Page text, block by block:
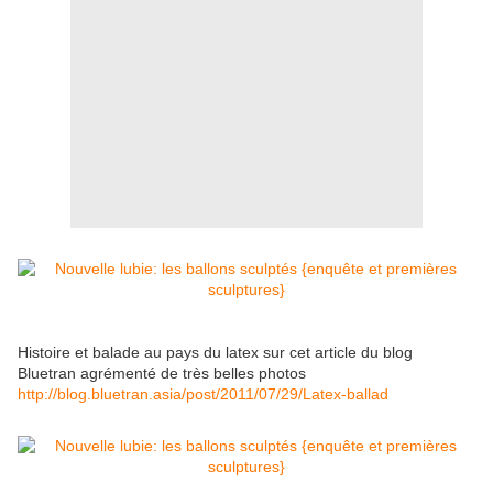
Histoire et balade au pays du latex sur cet article du blog
Bluetran agrémenté de très belles photos
http://blog.bluetran.asia/post/2011/07/29/Latex-ballad